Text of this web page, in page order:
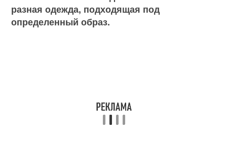
разная одежда, подходящая под
определенный образ.